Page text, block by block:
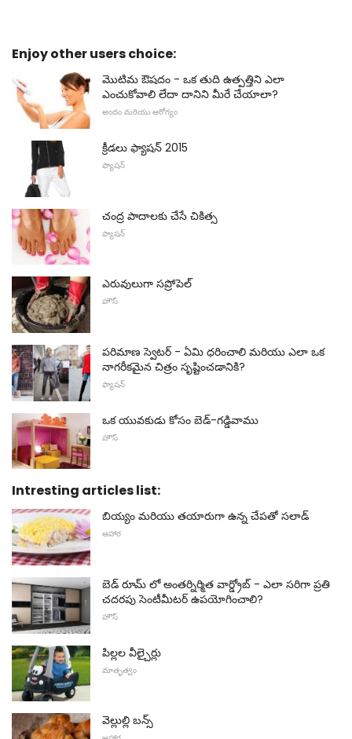
Enjoy other users choice:
మొటిమ ఔషదం - ఒక తుది ఉత్పత్తిని ఎలా
ఎంచుకోవాలి లేదా దానిని మీరే చేయాలా?
అందం మరియు ఆరోగ్యం
క్రీడలు ఫ్యాషన్ 2015
ఫ్యాషన్
చంద్ర పాదాలకు చేసే చికిత్స
ఫ్యాషన్
ఎరువులుగా సప్రోపెల్
హౌస్
పరిమాణ స్వెటర్ - ఏమి ధరించాలి మరియు ఎలా ఒక
నాగరీకమైన చిత్రం సృష్టించడానికి?
ఫ్యాషన్
ఒక యువకుడు కోసం బెడ్-గడ్డివాము
హౌస్
Intresting articles list:
బియ్యం మరియు తయారుగా ఉన్న చేపతో సలాడ్
ఆహార
బెడ్ రూమ్ లో అంతర్నిర్మిత వార్డ్రోబ్ - ఎలా సరిగా ప్రతి
చదరపు సెంటీమీటర్ ఉపయోగించాలి?
హౌస్
పిల్లల వీల్చైర్లు
మాతృత్వం
వెల్లుల్లి బన్స్